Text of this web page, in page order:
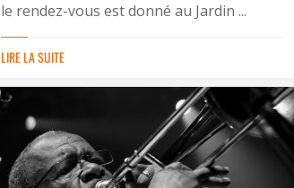
le rendez-vous est donné au Jardin ...
LIRE LA SUITE